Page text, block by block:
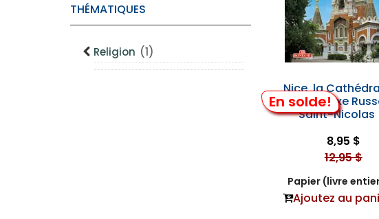
THÉMATIQUES
Religion (1)
En solde!
Nice, la
Orthodoxe
Saint-Nicolas
8,95 $
12,95 $
Papier (livre
Ajoutez au